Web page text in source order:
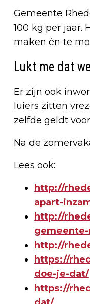
Gemeente
100 kg per jaar.
maken én te
Lukt me dat
Er zijn ook
luiers zitten
zelfde geldt
Na de
Lees ook:
http://
apart-
http://
http://
https://
doe-je-dat/
https://